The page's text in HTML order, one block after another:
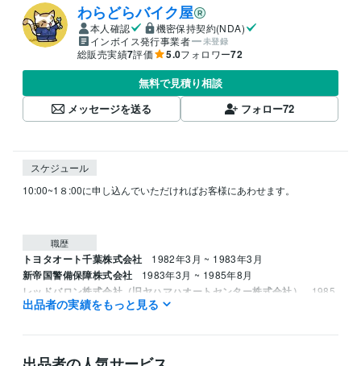
わらどらバイク屋
本人確認
機密保持契約(NDA)
インボイス発行事業者
未登録
総販売実績7評価 5.0フォロワー72
無料で見積り相談
メッセージを送る
フォロー72
スケジュール
10:00~1８:00に申し込んでいただければお客様にあわせます。
職歴
トヨタオート千葉株式会社 1982年3月 ~ 1983年3月
新帝国警備保障株式会社 1983年3月 ~ 1985年8月
レッドバロン株式会社（旧ヤハマハオートセンター株式会社）
1985
年8月 ~ 1995年8月
資格・検定
出品者の実績をもっと見る